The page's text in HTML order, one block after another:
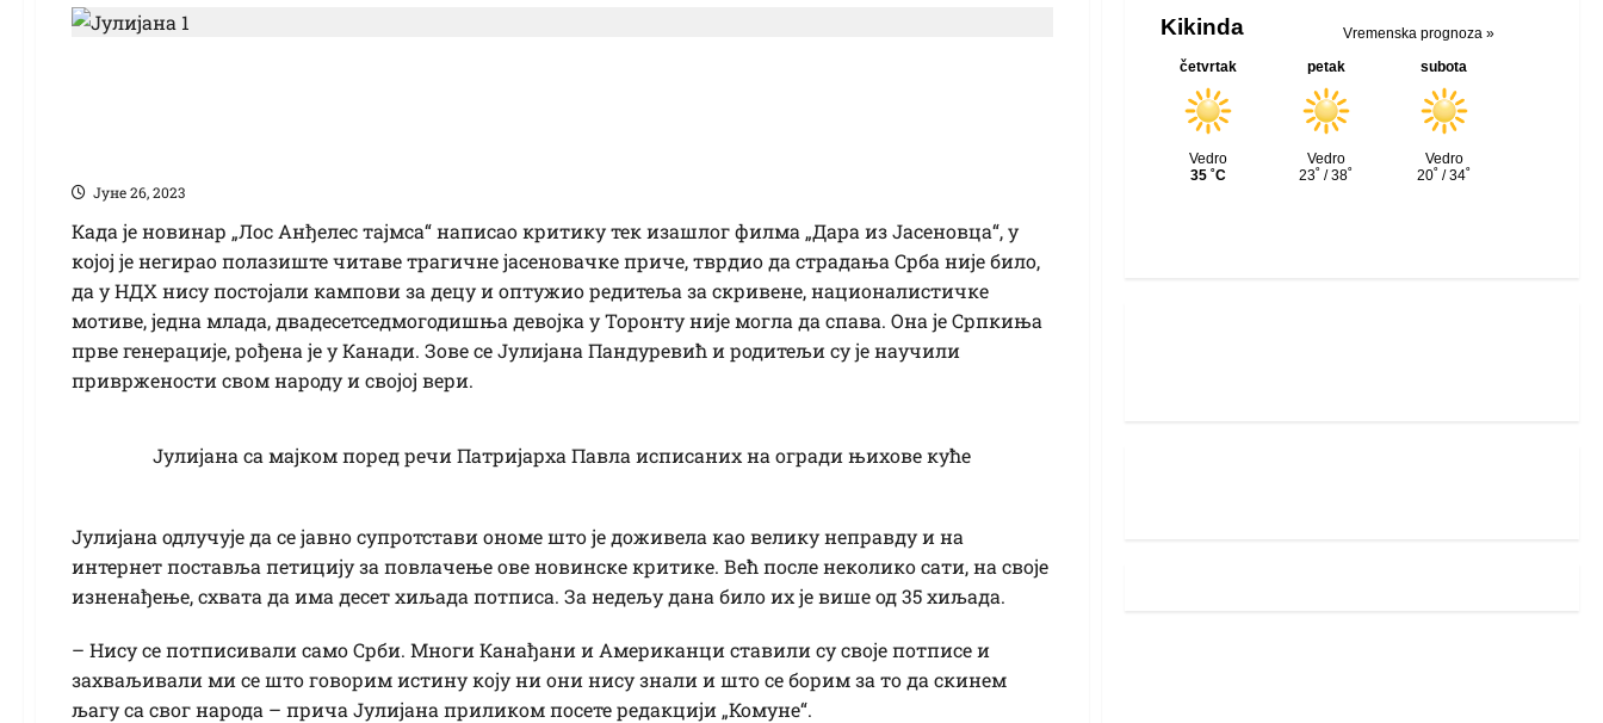
Јуне 26, 2023
Када је новинар „Лос Анђелес тајмса“ написао критику тек изашлог филма „Дара из Јасеновца“, у
којој је негирао полазиште читаве трагичне јасеновачке приче, тврдио да страдања Срба није било,
да у НДХ нису постојали кампови за децу и оптужио редитеља за скривене, националистичке
мотиве, једна млада, двадесетседмогодишња девојка у Торонту није могла да спава. Она је Српкиња
прве генерације, рођена је у Канади. Зове се Јулијана Пандуревић и родитељи су је научили
привржености свом народу и својој вери.
Јулијана са мајком поред речи Патријарха Павла исписаних на огради њихове куће
Јулијана одлучује да се јавно супротстави ономе што је доживела као велику неправду и на
интернет поставља петицију за повлачење ове новинске критике. Већ после неколико сати, на своје
изненађење, схвата да има десет хиљада потписа. За недељу дана било их је више од 35 хиљада.
– Нису се потписивали само Срби. Многи Канађани и Американци ставили су своје потписе и
захваљивали ми се што говорим истину коју ни они нису знали и што се борим за то да скинем
љагу са свог народа – прича Јулијана приликом посете редакцији „Комуне“.